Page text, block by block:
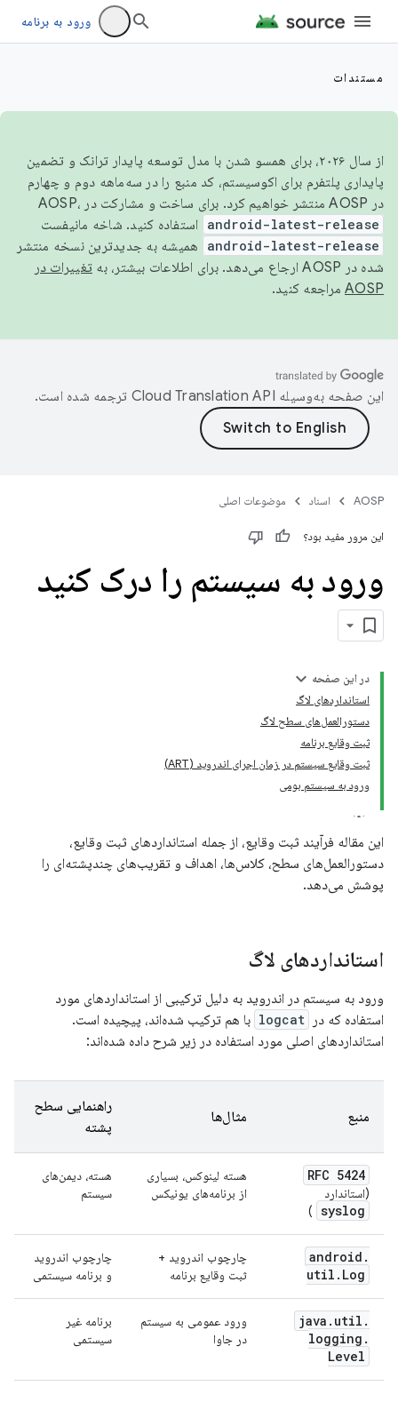
ورود به برنامه
مستندات
از سال ۲۰۲۶، برای همسو شدن با مدل توسعه پایدار ترانک و تضمین
پایداری پلتفرم برای اکوسیستم، کد منبع را در سه‌ماهه دوم و چهارم
در AOSP منتشر خواهیم کرد. برای ساخت و مشارکت در AOSP،
android-latest-release استفاده کنید. شاخه مانیفست
android-latest-release
همیشه به جدیدترین نسخه منتشر
شده در AOSP ارجاع می‌دهد. برای اطلاعات بیشتر، به
تغییرات در
AOSP مراجعه کنید.
این صفحه به‌وسیله ترجمه شده است.
AOSP اسناد موضوعات اصلی
این مرور مفید بود؟
ورود به سیستم را درک کنید
در این صفحه
استانداردهای لاگ
دستورالعمل‌های سطح لاگ
ثبت وقایع برنامه
ثبت وقایع سیستم در زمان اجرای اندروید (ART)
ورود به سیستم بومی
این مقاله فرآیند ثبت وقایع، از جمله استانداردهای ثبت وقایع،
دستورالعمل‌های سطح، کلاس‌ها، اهداف و تقریب‌های چندپشته‌ای را
پوشش می‌دهد.
استانداردهای لاگ
ورود به سیستم در اندروید به دلیل ترکیبی از استانداردهای مورد
استفاده که در
logcat با هم ترکیب شده‌اند، پیچیده است.
استانداردهای اصلی مورد استفاده در زیر شرح داده شده‌اند:
منبع مثال‌ها
راهنمایی سطح
پشته
RFC 5424
(استاندارد
syslog
)
هسته لینوکس، بسیاری
از برنامه‌های یونیکس
هسته، دیمن‌های
سیستم
android .
util . Log
چارچوب اندروید +
ثبت وقایع برنامه
چارچوب اندروید
و برنامه سیستمی
java . util .
logging .
Level
ورود عمومی به سیستم
در جاوا
برنامه غیر
سیستمی